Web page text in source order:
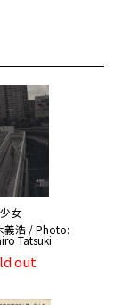
少女
義浩 / Photo:
Tatsuki
out